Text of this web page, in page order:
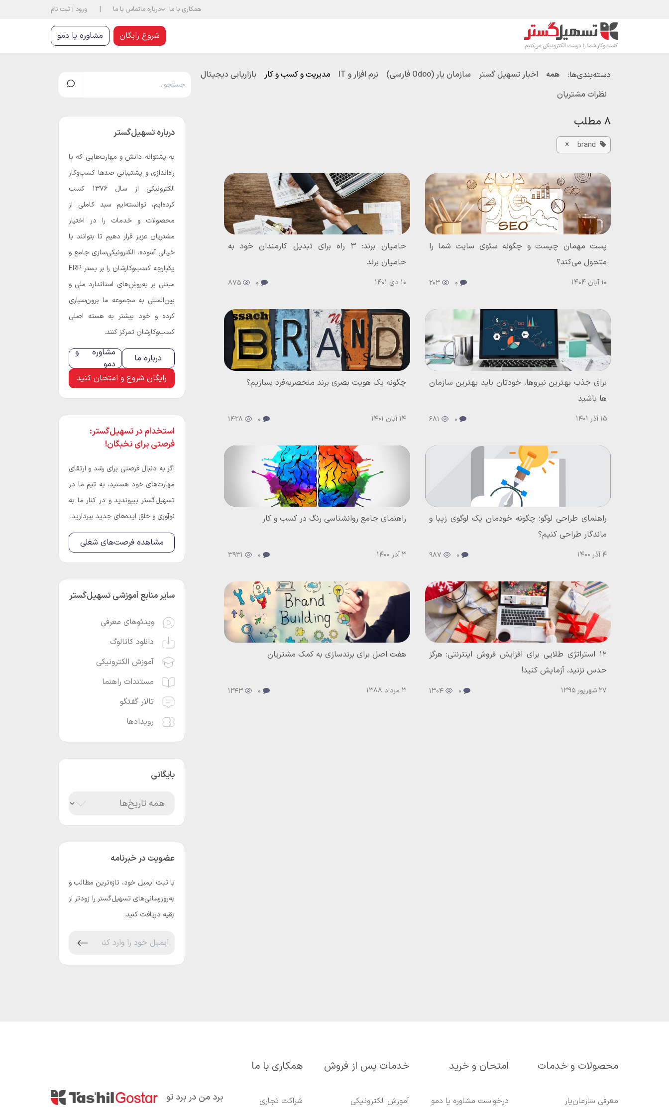
همکاری با ما درباره ماتماس با ما | ورود | ثبت نام
شروع رایگان مشاوره یا دمو
دسته‌بندی‌ها: همه اخبار تسهیل گستر سازمان یار (Odoo فارسی) نرم افزار و IT مدیریت و کسب و کار
بازاریابی دیجیتال
نظرات مشتریان
8 مطلب
brand
×
پست مهمان چیست و چگونه سئوی سایت شما را
متحول می‌کند؟
10 آبان 1404 0
203
حامیان برند: 3 راه برای تبدیل کارمندان خود به
حامیان برند
10 دی 1401 0
875
برای جذب بهترین‌ نیروها، خودتان باید بهترین سازمان
ها باشید
15 آذر 1401 0
681
چگونه یک هویت بصری برند منحصربه‌فرد بسازیم؟
14 آبان 1401 0
1428
راهنمای طراحی لوگو؛ چگونه خودمان یک لوگوی زیبا و
ماندگار طراحی کنیم؟
4 آذر 1400 0
987
راهنمای جامع روانشناسی رنگ در کسب و کار
3 آذر 1400 0
3931
۱۲ استراتژی طلایی برای افزایش فروش اینترنتی: هرگز
حدس نزنید، آزمایش کنید!
27 شهریور 1395 0
1304
هفت اصل برای برندسازی به کمک مشتریان
3 مرداد 1388 0
1243
درباره تسهیل‌گستر
به پشتوانه دانش و مهارت‌هایی که با
راه‌اندازی و پشتیبانی صدها کسب‌و‌کار
الکترونیکی از سال 1376 کسب
کرده‌ایم، توانسته‌ایم سبد کاملی از
محصولات و خدمات را در اختیار
مشتریان عزیز قرار دهیم تا بتوانند با
خیالی آسوده، الکترونیکی‌سازی جامع و
یکپارچه کسب‌و‌کارشان را بر بستر ERP
مبتنی بر به‌روش‌های استاندارد ملی و
بین‌المللی به مجموعه ما برون‌سپاری
کرده و خود بیشتر به هسته اصلی
کسب‌و‌کارشان تمرکز کنند.
درباره ما
مشاوره و
دمو
رایگان شروع و امتحان کنید
استخدام در تسهیل‌گستر:
فرصتی برای نخبگان!
اگر به دنبال فرصتی برای رشد و ارتقای
مهارت‌های خود هستید، به تیم ما در
تسهیل‌گستر بپیوندید و در کنار ما به
نوآوری و خلق ایده‌های جدید بپردازید.
مشاهده فرصت‌های شغلی
سایر منابع آموزشی تسهیل‌گستر
ویدئوهای معرفی
دانلود کاتالوگ
آموزش الکترونیکی
مستندات راهنما
تالار گفتگو
رویدادها
بایگانی
عضویت در خبرنامه
با ثبت ایمیل خود، تازه‌ترین مطالب و
به‌روزرسانی‌های تسهیل‌گستر را زودتر از
بقیه دریافت کنید.
محصولات و خدمات
معرفی سازمان‌یار
امتحان و خرید
درخواست مشاوره یا دمو
خدمات پس از فروش
آموزش الکترونیکی
همکاری با ما
شراکت تجاری برد من در برد تو